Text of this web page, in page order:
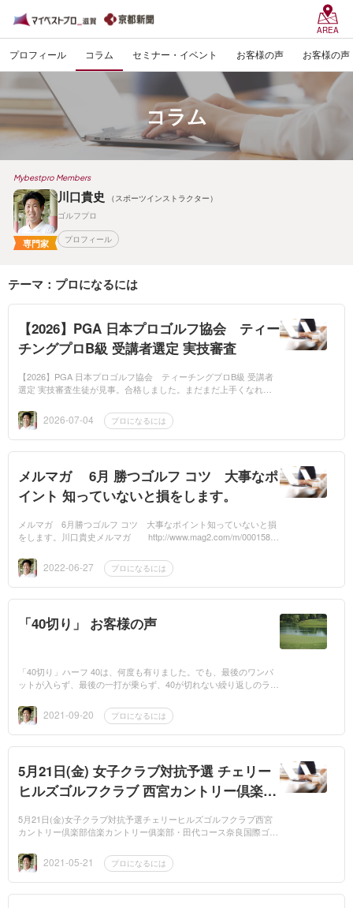
AREA
プロフィール コラム セミナー・イベント お客様の声 お客様の声
コラム
Mybestpro Members
専門家
川口貴史
（スポーツインストラクター）
ゴルフプロ
プロフィール
テーマ：プロになるには
【2026】PGA 日本プロゴルフ協会 ティー
チングプロB級 受講者選定 実技審査
【2026】PGA 日本プロゴルフ協会 ティーチングプロB級 受講者
選定 実技審査生徒が見事。合格しました。まだまだ上手くなれる
2925.html...2026-07-04 プロになるには
メルマガ 6月 勝つゴルフ コツ 大事なポ
イント 知っていないと損をします。
メルマガ 6月勝つゴルフ コツ 大事なポイント知っていないと損
をします。川口貴史メルマガ http://www.mag2.com/m/00015829
-ja...
2022-06-27 プロになるには
「40切り」 お客様の声
「40切り」ハーフ 40は、何度も有りました。でも、最後のワンパ
ットが入らず、最後の一打が乗らず、40が切れない繰り返しのラウ
くりこの日は...
2021-09-20 プロになるには
5月21日(金) 女子クラブ対抗予選 チェリー
ヒルズゴルフクラブ 西宮カントリー倶楽部
際ゴルフ倶楽部 KGU 関西ゴルフ連盟
5月21日(金)女子クラブ対抗予選チェリーヒルズゴルフクラブ西宮
カントリー倶楽部信楽カントリー俱楽部・田代コース奈良国際ゴル
台...
2021-05-21 プロになるには